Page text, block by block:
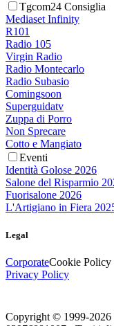
Tgcom24 Consiglia
Mediaset Infinity
R101
Radio 105
Virgin Radio
Radio Montecarlo
Radio Subasio
Comingsoon
Superguidatv
Zuppa di Porro
Non Sprecare
Cotto e Mangiato
Eventi
Identità Golose 2026
Salone del Risparmio
Fuorisalone 2026
L'Artigiano in Fiera
Legal
CorporateCookie Policy
Privacy Policy
Copyright © 1999-2026